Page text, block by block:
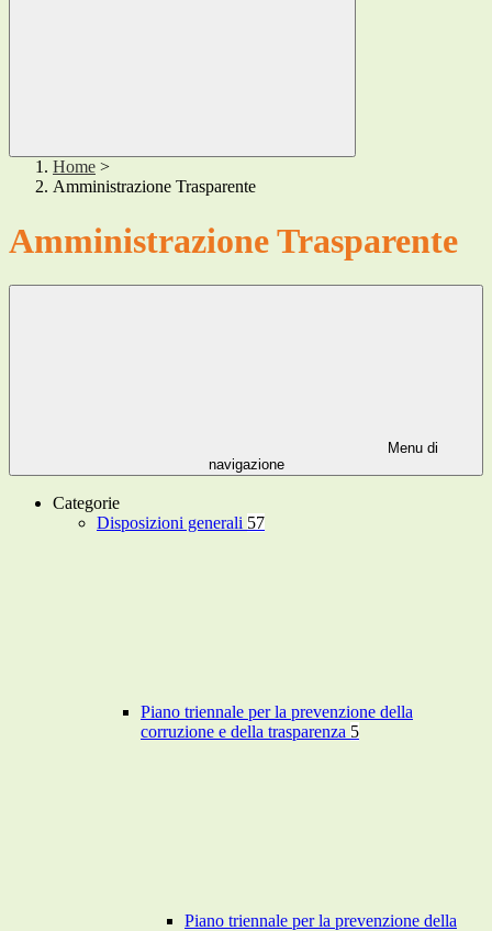
Home >
Amministrazione Trasparente
Amministrazione Trasparente
Menu di
navigazione
Categorie
Disposizioni generali 57
Piano triennale per la prevenzione della
corruzione e della trasparenza 5
Piano triennale per la prevenzione della